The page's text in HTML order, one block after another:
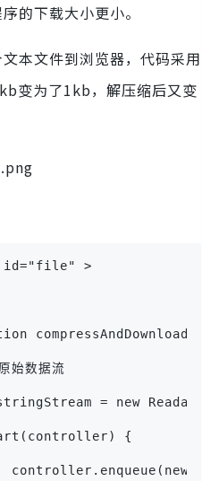
的下载大小更小。
本文件到浏览器，代码采用
变为了1kb，解压缩后又变
id="file" >
始数据流
= new
{
controller.enqueue(new